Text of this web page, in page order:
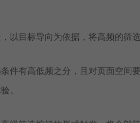
以目标导向为依据，将高频的筛
件有高低频之分，且对页面空间
。